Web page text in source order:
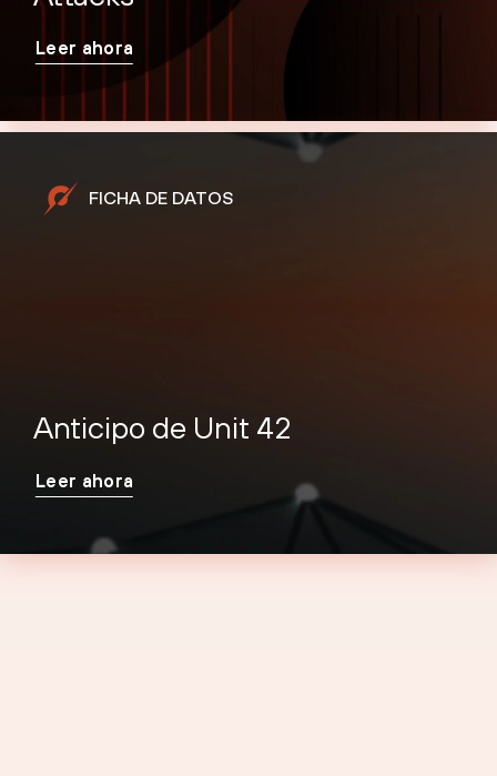
Leer ahora
FICHA DE DATOS
Anticipo de Unit 42
Leer ahora